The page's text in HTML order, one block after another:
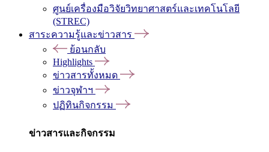
ศูนย์เครื่องมือวิจัยวิทยาศาสตร์และเทคโนโลยี
(STREC)
สาระความรู้และข่าวสาร
ย้อนกลับ
Highlights
ข่าวสารทั้งหมด
ข่าวจุฬาฯ
ปฏิทินกิจกรรม
ข่าวสารและกิจกรรม